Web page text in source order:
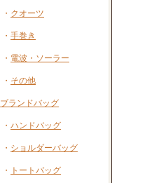
・ クオーツ
・ 手巻き
・ 電波・ソーラー
・ その他
ブランドバッグ
・ ハンドバッグ
・ ショルダーバッグ
・ トートバッグ